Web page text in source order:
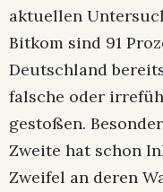
aktuellen
Bitkom sind 91
Deutschland
falsche oder
gestoßen.
Zweite hat schon
Zweifel an deren